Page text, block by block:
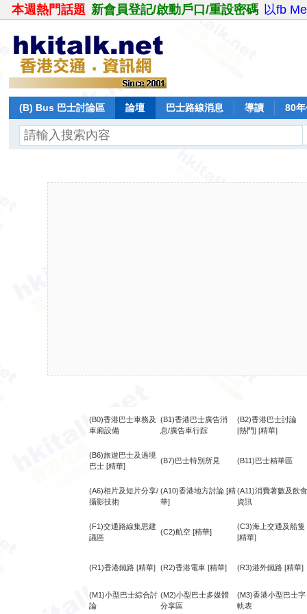
本週熱門話題 新會員登記/啟動戶口/重設密碼 以fb
(B) Bus 巴士討論區 論壇 巴士路線消息 導讀 80
(B0)香港巴士車務及
車廂設備
(B1)香港巴士廣告消
息/廣告車行踪
(B2)香港巴士討論
[熱門] [精華]
(B6)旅遊巴士及過境
巴士 [精華]
(B7)巴士特別所見 (B11)巴士精華區
(A6)相片及短片分享/
攝影技術
(A10)香港地方討論 [精
華]
(A11)消費著數及飲食
資訊
(F1)交通路線集思建
議區
(C2)航空 [精華]
(C3)海上交通及船隻
[精華]
(R1)香港鐵路 [精華] (R2)香港電車 [精華] (R3)港外鐵路 [精華]
(M1)小型巴士綜合討
論
(M2)小型巴士多媒體
分享區
(M3)香港小型巴士字
軌表